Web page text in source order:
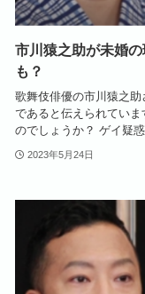
市川猿之助が未婚
も？
歌舞伎俳優の市川猿之
であると伝えられてい
のでしょうか？ ゲイ疑
2023年5月24日